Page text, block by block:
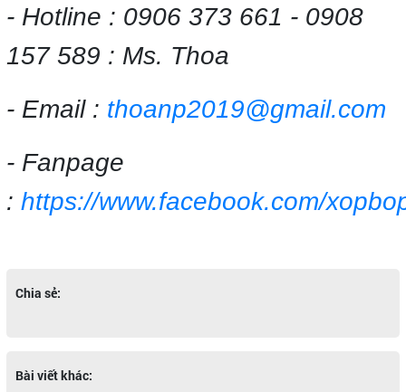
- Hotline : 0906 373 661 - 0908
157 589 : Ms. Thoa
- Email : thoanp2019@gmail.com
- Fanpage
: https://www.facebook.com/
Chia sẻ:
Bài viết khác: